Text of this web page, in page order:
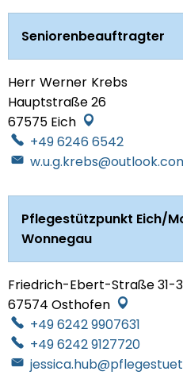
Seniorenbeauftragter
Herr Werner Krebs
Hauptstraße 26
67575 Eich
+49 6246 6542
Pflegestützpunkt Eich/
Wonnegau
Friedrich-Ebert-Straße 31-
67574 Osthofen
+49 6242 9907631
+49 6242 9127720